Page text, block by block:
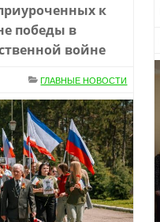
к
победы в
войне
ГЛАВНЫЕ НОВОСТИ